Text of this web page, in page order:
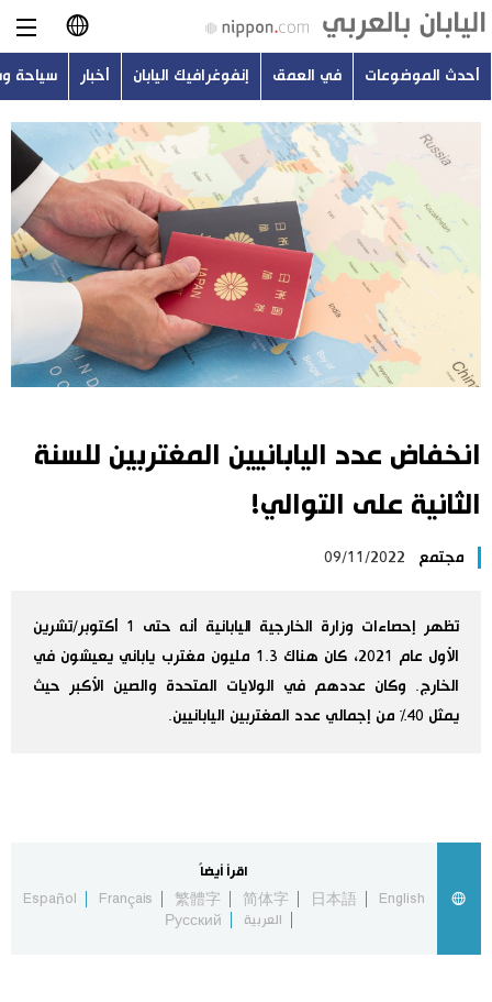
日本語
English
简体字
繁體字
Français
Español
أحدث الموضوعات
في العمق
إنفوغرافيك اليابان
سياحة وسفر
اليابان في فيديو
علوم وتكنولوجيا
الأقسام
أشخاص
تجارب وآراء
اللغة اليابانية
موسوعة اليابان
أحدث الموضوعات في العمق إنفوغرافيك اليابان أخبار سياحة
انخفاض عدد اليابانيين المغتربين للسنة
الثانية على التوالي!
مجتمع 09/11/2022
تظهر إحصاءات وزارة الخارجية اليابانية أنه حتى 1 أكتوبر/تشرين
الأول عام 2021، كان هناك 1.3 مليون مغترب ياباني يعيشون في
الخارج. وكان عددهم في الولايات المتحدة والصين الأكبر حيث
يمثل 40% من إجمالي عدد المغتربين اليابانيين.
اقرأ أيضاً
English
日本語
简体字
繁體字
Français
Español
العربية
Русский